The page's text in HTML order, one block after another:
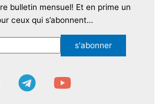
bulletin mensuel! Et en prime un
ceux qui s’abonnent…